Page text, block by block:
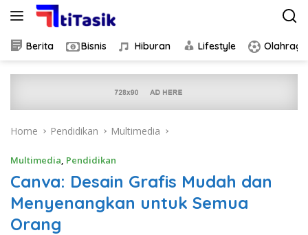
content
Berita Bisnis Hiburan Lifestyle Olahraga
Home Pendidikan Multimedia
Multimedia, Pendidikan
Canva: Desain Grafis Mudah dan
Menyenangkan untuk Semua
Orang